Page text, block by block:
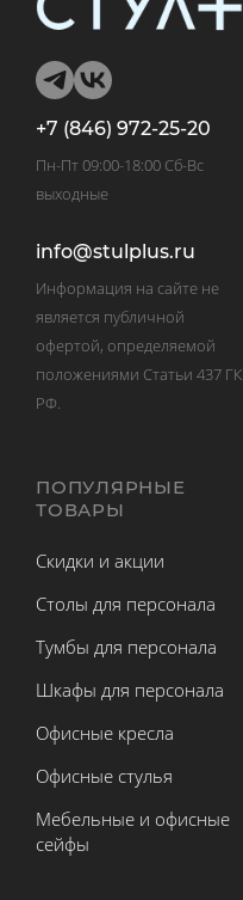
+7 (846) 972-25-20
Пн-Пт 09:00-18:00 Сб-Вс
выходные
info@stulplus.ru
Информация на сайте не
является публичной
офертой, определяемой
положениями Статьи 437 ГК
РФ.
ПОПУЛЯРНЫЕ
ТОВАРЫ
Скидки и акции
Столы для персонала
Тумбы для персонала
Шкафы для персонала
Офисные кресла
Офисные стулья
Мебельные и офисные
сейфы